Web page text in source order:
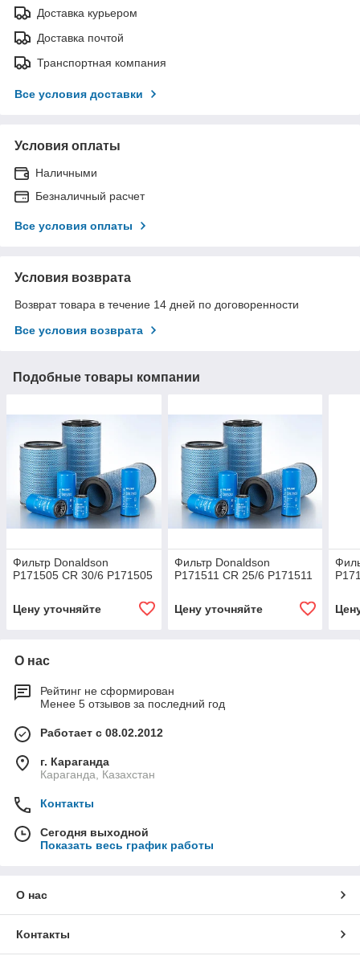
Доставка курьером
Доставка почтой
Транспортная компания
Все условия доставки
Условия оплаты
Наличными
Безналичный расчет
Все условия оплаты
Условия возврата
Возврат товара в течение 14 дней по договоренности
Все условия возврата
Подобные товары компании
Фильтр Donaldson
P171505 CR 30/6 P171505
Цену уточняйте
Фильтр Donaldson
P171511 CR 25/6 P171511
Цену уточняйте
О нас
Рейтинг не сформирован
Менее 5 отзывов за последний год
Работает с 08.02.2012
г. Караганда
Караганда, Казахстан
Контакты
Сегодня выходной
Показать весь график работы
О нас
Контакты